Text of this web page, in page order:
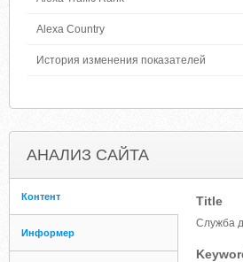
Alexa Country
История изменения показателей
АНАЛИЗ САЙТА
Контент
Информер
Title
Служба